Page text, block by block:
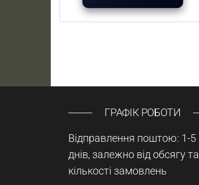
ГРАФІК РОБОТИ
Відправлення поштою: 1-5
днів, залежно від обсягу та
кількості замовлень